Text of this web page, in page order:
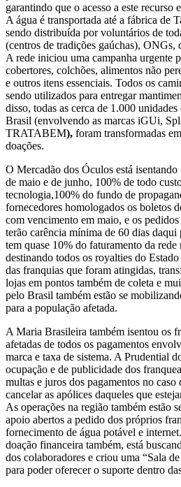
garantindo que o acesso a este recurso
A água é transportada até a fábrica de
sendo distribuída por voluntários de
(centros de tradições gaúchas), ONGs,
A rede iniciou uma campanha urgente
cobertores, colchões, alimentos não
e outros itens essenciais. Todos os
sendo utilizados para entregar
disso, todas as cerca de 1.000
Brasil (envolvendo as marcas iGUi,
TRATABEM), foram transformadas
doações.
O Mercadão dos Óculos está
de maio e de junho, 100% de todo
tecnologia,100% do fundo de
fornecedores homologados os boletos
com vencimento em maio, e os
terão carência mínima de 60 dias
tem quase 10% do faturamento da
destinando todos os royalties do
das franquias que foram atingidas,
lojas em pontos também de coleta e
pelo Brasil também estão se
para a população afetada.
A Maria Brasileira também isentou os
afetadas de todos os pagamentos
marca e taxa de sistema. A Prudential
ocupação e de publicidade dos
multas e juros dos pagamentos no caso
cancelar as apólices daqueles que
As operações na região também estão
apoio abertos a pedido dos próprios
fornecimento de água potável e
doação financeira também, está
dos colaboradores e criou uma “Sala
para poder oferecer o suporte dentro